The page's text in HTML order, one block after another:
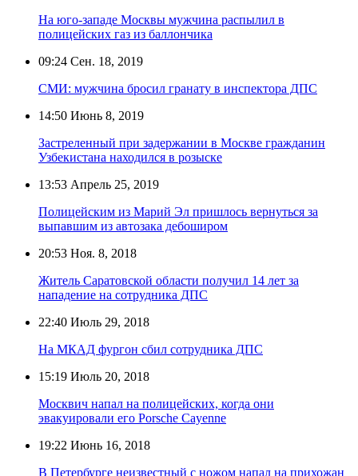
На юго-западе Москвы мужчина распылил в
полицейских газ из баллончика
09:24 Сен. 18, 2019
СМИ: мужчина бросил гранату в инспектора ДПС
14:50 Июнь 8, 2019
Застреленный при задержании в Москве гражданин
Узбекистана находился в розыске
13:53 Апрель 25, 2019
Полицейским из Марий Эл пришлось вернуться за
выпавшим из автозака дебоширом
20:53 Ноя. 8, 2018
Житель Саратовской области получил 14 лет за
нападение на сотрудника ДПС
22:40 Июль 29, 2018
На МКАД фургон сбил сотрудника ДПС
15:19 Июль 20, 2018
Москвич напал на полицейских, когда они
эвакуировали его Porsche Cayenne
19:22 Июнь 16, 2018
В Петербурге неизвестный с ножом напал на прихожан